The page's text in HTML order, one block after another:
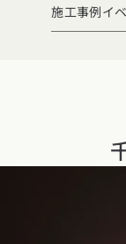
家づくりの
アフターサ
東京都神奈
平屋
二世帯住宅
動画で学ぶ注文住
注文住宅の
北海道・東北
施工事例イ